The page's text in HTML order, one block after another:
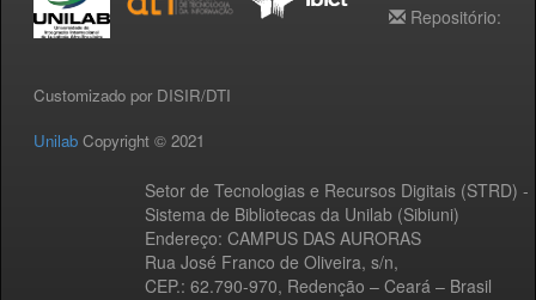
Customizado por DISIR/DTI
Unilab Copyright © 2021
Setor de Tecnologias e Recursos Digitais (STRD) -
Sistema de Bibliotecas da Unilab (Sibiuni)
Endereço: CAMPUS DAS AURORAS
Rua José Franco de Oliveira, s/n,
CEP.: 62.790-970, Redenção – Ceará – Brasil
Repositório: